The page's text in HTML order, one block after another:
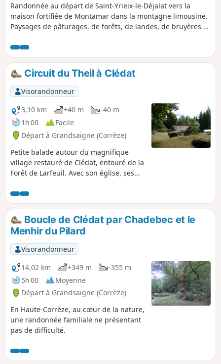
Randonnée au départ de Saint-Yrieix-le-Déjalat vers la
maison fortifiée de Montamar dans la montagne limousine.
Paysages de pâturages, de forêts, de landes, de bruyères et
avant de la franchir pour prendre de la hauteur vers le Puy
Lignou.
Circuit du Theil à Clédat
Visorandonneur
3,10 km
+40 m
-40 m
1h 00
Facile
Départ à Grandsaigne (Corrèze)
Petite balade autour du magnifique
village restauré de Clédat, entouré de la
Forêt de Larfeuil. Avec son église, ses
pierres et toits de chaume, Clédat vous
fera voyager dans le temps.
Boucle de Clédat par Chadebec et le
Menhir du Pilard
Visorandonneur
14,02 km
+349 m
-355 m
5h 00
Moyenne
Départ à Grandsaigne (Corrèze)
En Haute-Corrèze, au cœur de la nature,
une randonnée familiale ne présentant
pas de difficulté.